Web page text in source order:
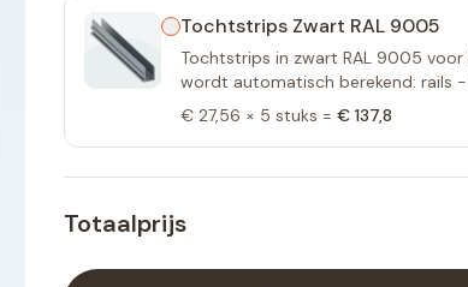
Tochtstrips Zwart RAL 9005
Tochtstrips in zwart RAL 9005
wordt automatisch berekend: rails -
€ 27,56 × 5 stuks = € 137,8
Totaalprijs